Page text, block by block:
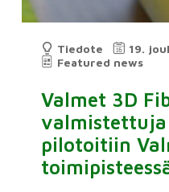
Tiedote
19.
Featured news
Valmet 3D
pilotoitiin